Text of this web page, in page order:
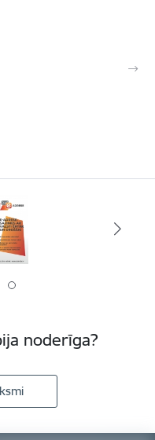
noderīga?